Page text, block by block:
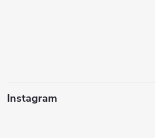
Instagram